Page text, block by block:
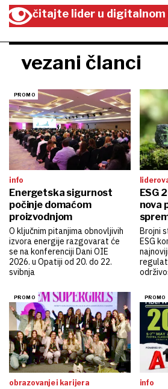
čitajte lider u digitalnom
vezani članci
info
Energetska sigurnost
počinje domaćom
proizvodnjom
O ključnim pitanjima obnovljivih
izvora energije razgovarat će
se na konferenciji Dani OIE
2026. u Opatiji od 20. do 22.
svibnja
ESG
nova
Brojni
ESG
obrazovanje i karijera info